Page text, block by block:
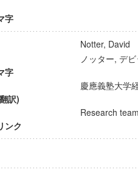
字
Notter, David
ノッター, デ
字
慶應義塾大学
訳)
Research
ンク